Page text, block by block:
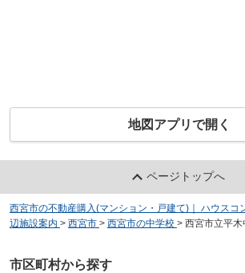
地図アプリで開く
ページトップへ
西宮市の不動産購入(マンション・戸建て)｜ ハウスコ
辺施設案内 > 西宮市 > 西宮市の中学校 > 西宮市立平木
市区町村から探す